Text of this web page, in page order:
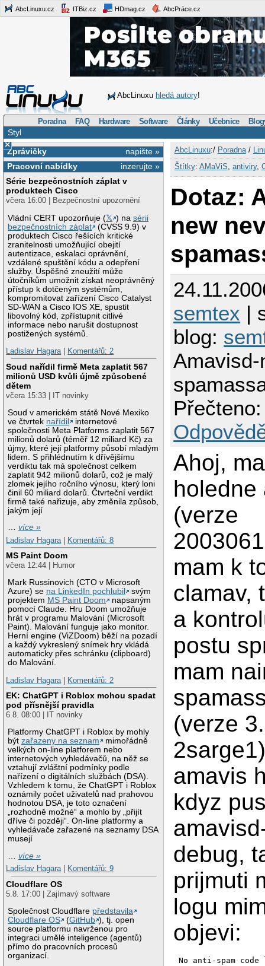
AbcLinuxu.cz ITBiz.cz HDmag.cz AbcPráce.cz
AbcLinuxu hledá autory!
Poradna FAQ Hardware Software Články Učebnice
Styl
×
napište »
Zprávičky
inzerujte »
Pracovní nabídky
Série bezpečnostních záplat v
produktech Cisco
včera 16:00 | Bezpečnostní upozornění
Vládní CERT upozorňuje (𝕏 ) nasérii
bezpečnostních záplat
(CVSS 9.9) v
produktech Cisco řešících kritické
zranitelnosti umožňující obejití
autentizace, eskalaci oprávnění,
vzdálené spuštění kódu a odepření
služby. Úspěšné zneužití může
útočníkům umožnit získat neoprávněný
přístup k dotčeným systémům,
kompromitovat zařízení Cisco Catalyst
SD-WAN a Cisco IOS XE, spustit
libovolný kód, zpřístupnit citlivé
informace nebo narušit dostupnost
postižených systémů.
Ladislav Hagara| Komentářů: 2
Soud nařídil firmě Meta zaplatit 567
milionů USD kvůli újmě způsobené
dětem
včera 15:33 | IT novinky
Soud v americkém státě Nové Mexiko
ve čtvrtek nařídil
internetové
společnosti Meta Platforms zaplatit 567
milionů dolarů (téměř 12 miliard Kč) za
újmy, které její platformy působí mladým
lidem. S přihlédnutím k dřívějšímu
verdiktu tak má společnost celkem
zaplatit 942 milionů dolarů, což je malý
zlomek jejího ročního výnosu, který loni
činil 60 miliard dolarů. Čtvrteční verdikt
firmě také nařizuje, aby změnila způsob,
jakým její
…více »
Ladislav Hagara
Komentářů: 8
MS Paint Doom
včera 12:44 | Humor
Mark Russinovich (CTO v Microsoft
Azure) se na LinkedIn pochlubil
svým
projektem MS Paint Doom
napsaným
pomocí Claude. Hru Doom umožňuje
hrát v programu Malování (Microsoft
Paint). Malování funguje jako monitor.
Herní engine (ViZDoom) běží na pozadí
a každý vykreslený snímek hry vkládá
automaticky přes schránku (clipboard)
do Malování.
Ladislav Hagara
Komentářů: 2
EK: ChatGPT i Roblox mohou spadat
pod přísnější pravidla
6.8. 08:00 | IT novinky
Platformy ChatGPT i Roblox by mohly
býtzařazeny na seznam
mimořádně
velkých on-line platforem nebo
internetových vyhledávačů, na něž se
vztahují zvláštní podmínky podle
nařízení o digitálních službách (DSA).
Vzhledem k tomu, že ChatGPT i Roblox
oznámily počet uživatelů nad prahovou
hodnotou DSA, je toto označení
„rozhodně možné“ a mohlo by „přijít
dříve či později“. On-line platformy a
vyhledávače zařazené na seznamy DSA
musejí
…více »
Ladislav Hagara| Komentářů: 9
Cloudflare OS
5.8. 17:00 | Zajímavý software
Společnost Cloudflare představila
Cloudflare OS
(GitHub ), tj. open
source platformu navrženou pro
integraci umělé inteligence (agentů)
přímo do pracovních procesů
organizací.
AbcLinuxu:/ Poradna/
Štítky: AMaViS antiviry,
Dotaz:
new
semtex |
blog:
Ahoj,
holedne
(verze
mam k
clamav,
a
postu
mam
(verze
amavis
kdyz
debug,
prijmuti
logu
objevi:
No anti-spam code